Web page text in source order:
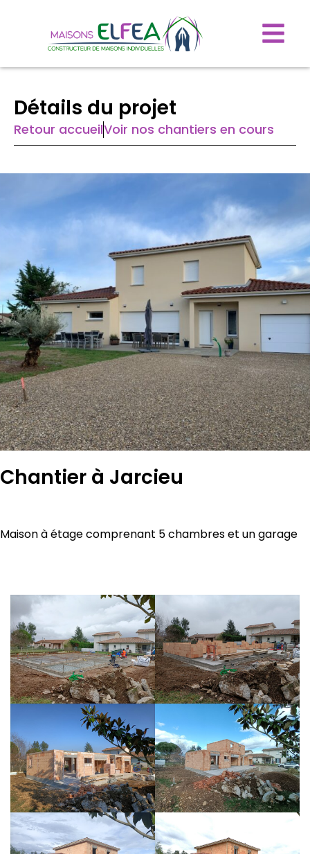
Détails du projet
Retour accueilVoir nos chantiers en cours
Chantier à Jarcieu
Maison à étage comprenant 5 chambres et un garage